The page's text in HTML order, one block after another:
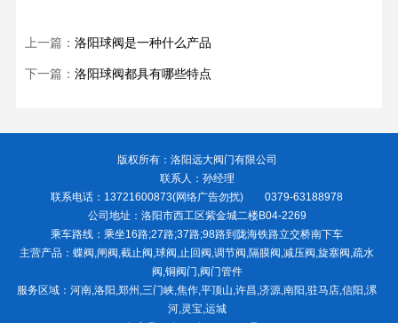
上一篇： 洛阳球阀是一种什么产品
下一篇： 洛阳球阀都具有哪些特点
版权所有：洛阳远大阀门有限公司
联系人：孙经理
联系电话：13721600873(网络广告勿扰) 0379-63188978
公司地址：洛阳市西工区紫金城二楼B04-2269
乘车路线：乘坐16路;27路;37路;98路到陇海铁路立交桥南下车
主营产品：蝶阀,闸阀,截止阀,球阀,止回阀,调节阀,隔膜阀,减压阀,旋塞阀,疏水
阀,铜阀门,阀门管件
服务区域：河南,洛阳,郑州,三门峡,焦作,平顶山,许昌,济源,南阳,驻马店,信阳,漯
河,灵宝,运城